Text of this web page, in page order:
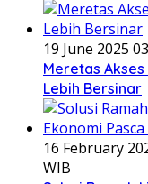
19 June 2025
Meretas
Lebih Bersinar
16 February
WIB